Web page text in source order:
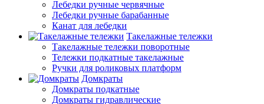
Лебедки ручные червячные
Лебедки ручные барабанные
Канат для лебедки
Такелажные тележки
Такелажные тележки поворотные
Тележки подкатные такелажные
Ручки для роликовых платформ
Домкраты
Домкраты подкатные
Домкраты гидравлические